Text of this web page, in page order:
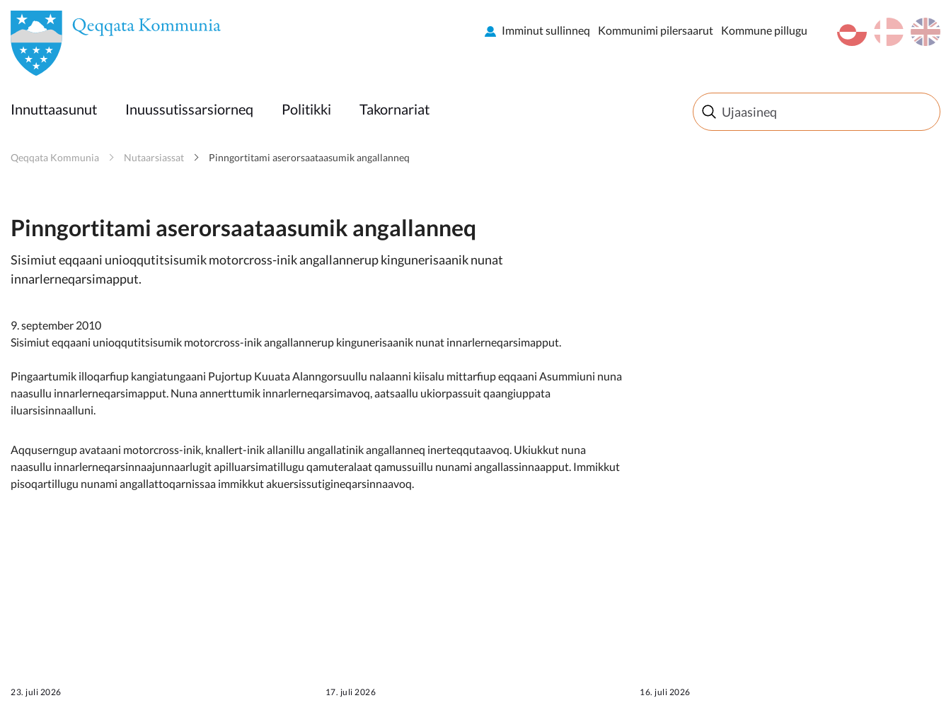
en
Innuttaasunut
Politikki
Imminut sullinneq
Kommunimi pilersaarut
en
da
kl-GL
Imminut sullinneq Kommunimi pilersaarut Kommune pillugu
Innuttaasunut Inuussutissarsiorneq Politikki Takornariat
Qeqqata Kommunia Nutaarsiassat Pinngortitami aserorsaataasumik angallanneq
Pinngortitami aserorsaataasumik angallanneq
Sisimiut eqqaani unioqqutitsisumik motorcross-inik angallannerup kingunerisaanik nunat
innarlerneqarsimapput.
9. september 2010
Sisimiut eqqaani unioqqutitsisumik motorcross-inik angallannerup kingunerisaanik nunat innarlerneqarsimapput.
Pingaartumik illoqarfiup kangiatungaani Pujortup Kuuata Alanngorsuullu nalaanni kiisalu mittarfiup eqqaani Asummiuni nuna
naasullu innarlerneqarsimapput. Nuna annerttumik innarlerneqarsimavoq, aatsaallu ukiorpassuit qaangiuppata
iluarsisinnaalluni.
Aqquserngup avataani motorcross-inik, knallert-inik allanillu angallatinik angallanneq inerteqqutaavoq. Ukiukkut nuna
naasullu innarlerneqarsinnaajunnaarlugit apilluarsimatillugu qamuteralaat qamussuillu nunami angallassinnaapput. Immikkut
pisoqartillugu nunami angallattoqarnissaa immikkut akuersissutigineqarsinnaavoq.
23. juli 2026 17. juli 2026 16. juli 2026